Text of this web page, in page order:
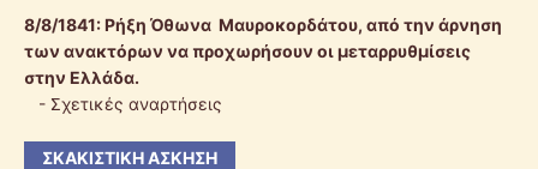
8/8/1841:Ρήξη Όθωνα  Μαυροκορδάτου, από την άρνηση
των ανακτόρων να προχωρήσουν οι μεταρρυθμίσεις
στην Ελλάδα.
- Σχετικές αναρτήσεις
ΣΚΑΚΙΣΤΙΚΉ ΆΣΚΗΣΗ